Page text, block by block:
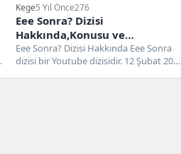
Kege5 Yıl Önce276
Eee Sonra? Dizisi
Hakkında,Konusu ve
Oyuncuları
Eee Sonra? Dizisi Hakkında Eee Sonra
dizisi bir Youtube dizisidir. 12 Şubat 2021